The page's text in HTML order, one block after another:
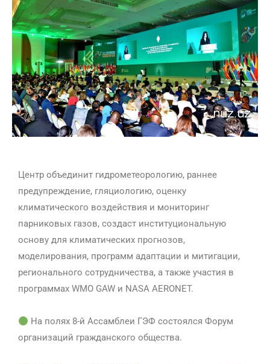
Центр объединит гидрометеорологию, раннее
предупреждение, гляциологию, оценку
климатического воздействия и мониторинг
парниковых газов, создаст институциональную
основу для климатических прогнозов,
моделирования, программ адаптации и митигации,
регионального сотрудничества, а также участия в
программах WMO GAW и NASA AERONET.
На полях 8-й Ассамблеи ГЭФ состоялся Форум
организаций гражданского общества.